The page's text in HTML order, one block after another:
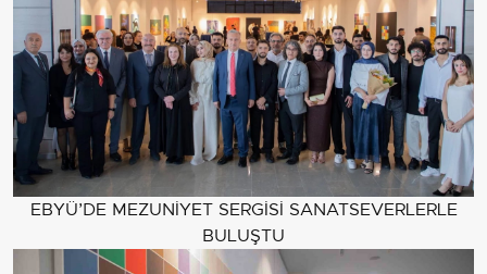
EBYÜ’DE MEZUNİYET SERGİSİ SANATSEVERLERLE
BULUŞTU